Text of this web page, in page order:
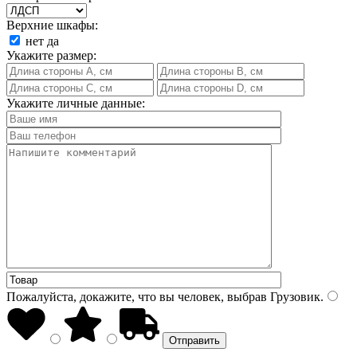
Верхние шкафы:
нет да
Укажите размер:
Укажите личные данные:
Пожалуйста, докажите, что вы человек, выбрав Грузовик.